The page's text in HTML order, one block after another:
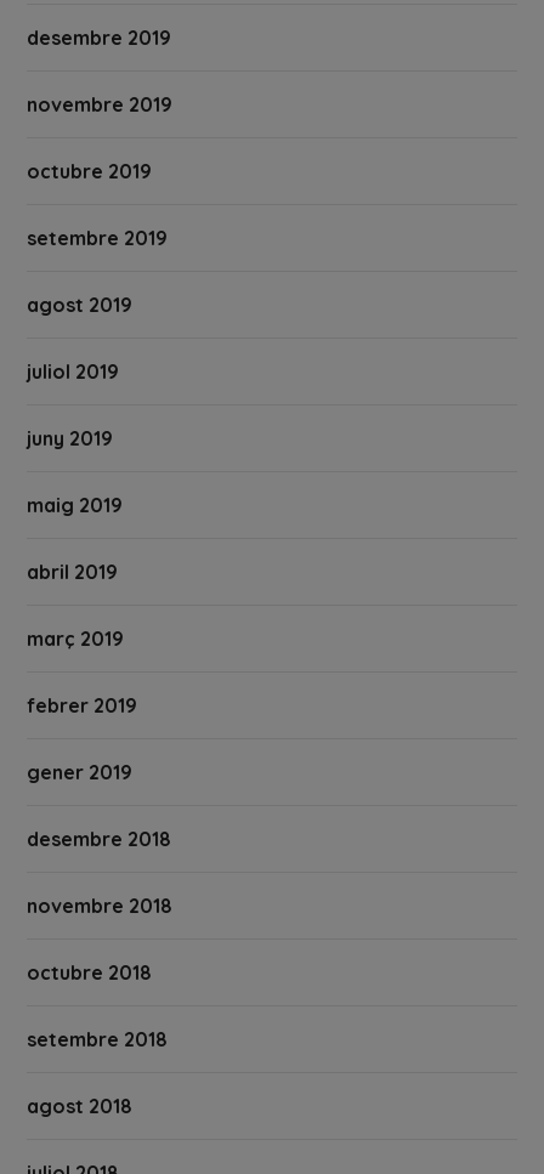
desembre 2019
novembre 2019
octubre 2019
setembre 2019
agost 2019
juliol 2019
juny 2019
maig 2019
abril 2019
març 2019
febrer 2019
gener 2019
desembre 2018
novembre 2018
octubre 2018
setembre 2018
agost 2018